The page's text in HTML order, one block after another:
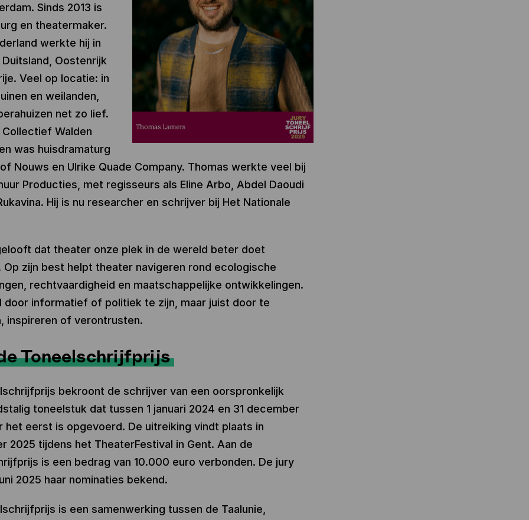
Sinds 2013 is
en theatermaker.
werkte hij in
Duitsland, Oostenrijk
Veel op locatie: in
en weilanden,
net zo lief.
Walden
was huisdramaturg
Nouws en Ulrike Quade Company. Thomas werkte veel bij
Producties, met regisseurs als Eline Arbo, Abdel Daoudi
Hij is nu researcher en schrijver bij Het Nationale
dat theater onze plek in de wereld beter doet
Op zijn best helpt theater navigeren rond ecologische
rechtvaardigheid en maatschappelijke ontwikkelingen.
door informatief of politiek te zijn, maar juist door te
inspireren of verontrusten.
Toneelschrijfprijs
bekroont de schrijver van een oorspronkelijk
toneelstuk dat tussen 1 januari 2024 en 31 december
het eerst is opgevoerd. De uitreiking vindt plaats in
2025 tijdens het TheaterFestival in Gent. Aan de
is een bedrag van 10.000 euro verbonden. De jury
2025 haar nominaties bekend.
is een samenwerking tussen de Taalunie,